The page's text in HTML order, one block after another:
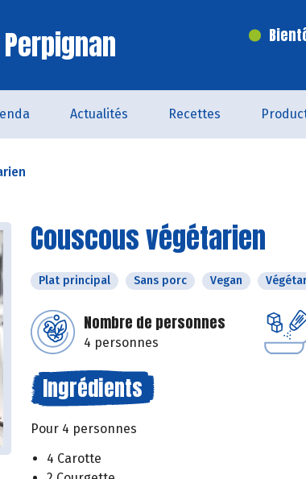
Actualités Recettes
Couscous végétarien
Plat principal Sans porc Vegan
Nombre de personnes
4 personnes
Ingrédients
Pour 4 personnes
4 Carotte